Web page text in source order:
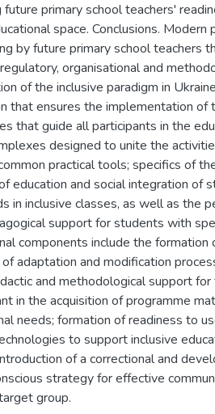
future primary school teachers'
space. Conclusions. Modern
by future primary school teachers
organisational and
of the inclusive paradigm in
that ensures the implementation of
that guide all participants in the
designed to unite the
practical tools; specifics of
education and social integration of
in inclusive classes, as well as the
support for students with
components include the
adaptation and modification
and methodological support
in the acquisition of programme
needs; formation of readiness to
to support inclusive
of a correctional and
strategy for effective
group.